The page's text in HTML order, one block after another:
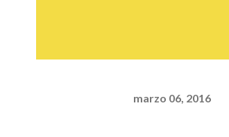
marzo 06, 2016